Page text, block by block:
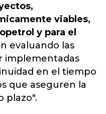
viables,
y para el
evaluando las
implementadas
en el tiempo
que aseguren la
plazo".